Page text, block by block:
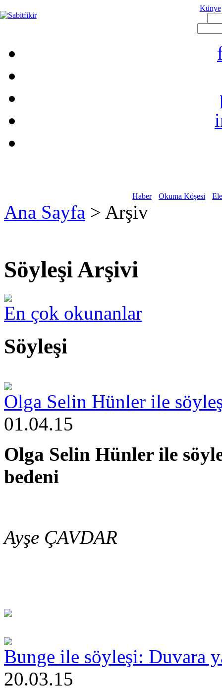
Künye
Haber Okuma Köşesi
Ana Sayfa > Arşiv
Söyleşi Arşivi
En çok okunanlar
Söyleşi
Olga Selin Hünler ile
01.04.15
Olga Selin Hünler ile
bedeni
Ayşe ÇAVDAR
Bunge ile söyleşi: Duvara
20.03.15